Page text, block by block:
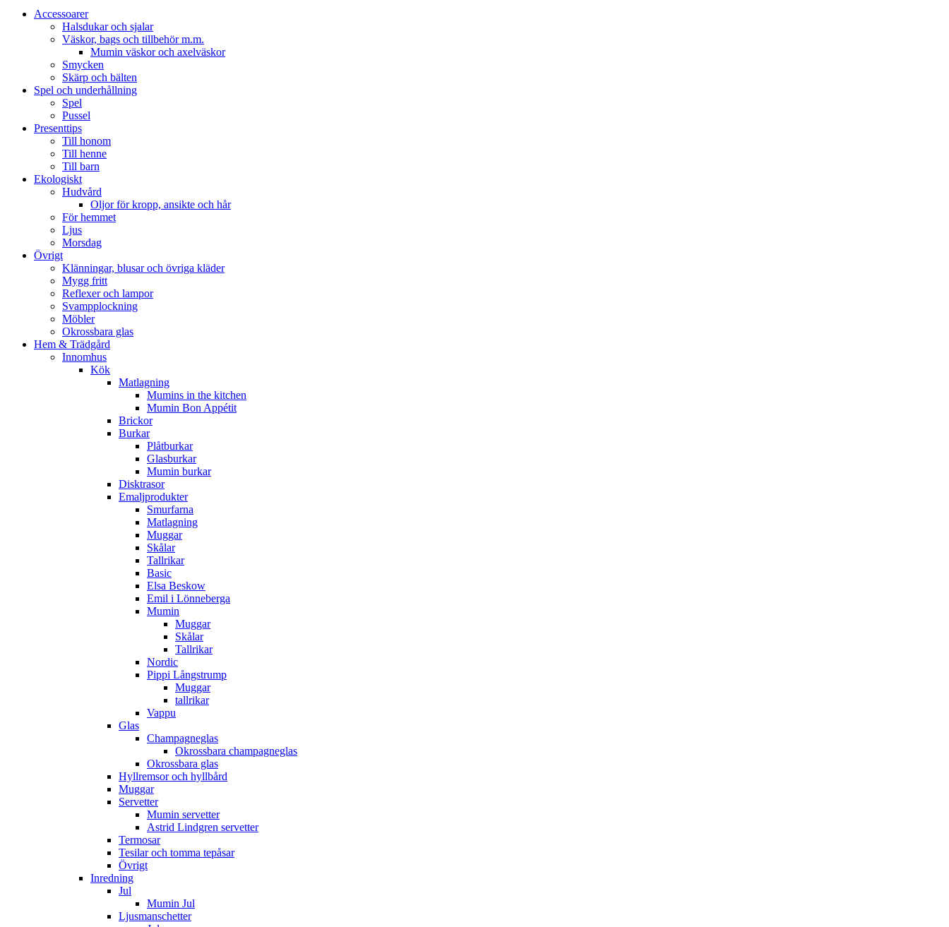
Accessoarer
Halsdukar och sjalar
Väskor, bags och tillbehör m.m.
Mumin väskor och axelväskor
Smycken
Skärp och bälten
Spel och underhållning
Spel
Pussel
Presenttips
Till honom
Till henne
Till barn
Ekologiskt
Hudvård
Oljor för kropp, ansikte och hår
För hemmet
Ljus
Morsdag
Övrigt
Klänningar, blusar och övriga kläder
Mygg fritt
Reflexer och lampor
Svampplockning
Möbler
Okrossbara glas
Hem & Trädgård
Innomhus
Kök
Matlagning
Mumins in the kitchen
Mumin Bon Appétit
Brickor
Burkar
Plåtburkar
Glasburkar
Mumin burkar
Disktrasor
Emaljprodukter
Smurfarna
Matlagning
Muggar
Skålar
Tallrikar
Basic
Elsa Beskow
Emil i Lönneberga
Mumin
Muggar
Skålar
Tallrikar
Nordic
Pippi Långstrump
Muggar
tallrikar
Vappu
Glas
Champagneglas
Okrossbara champagneglas
Okrossbara glas
Hyllremsor och hyllbård
Muggar
Servetter
Mumin servetter
Astrid Lindgren servetter
Termosar
Tesilar och tomma tepåsar
Övrigt
Inredning
Jul
Mumin Jul
Ljusmanschetter